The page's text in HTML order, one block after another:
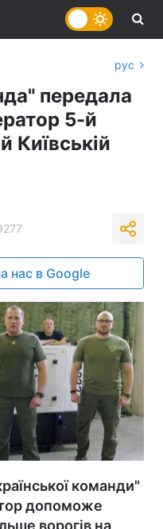
рус
передала
5-й
Київській
нас в Google
команди"
допоможе
ворогів на